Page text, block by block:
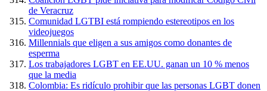
de Veracruz
Comunidad LGTBI está rompiendo estereotipos en los
videojuegos
Millennials que eligen a sus amigos como donantes de
esperma
Los trabajadores LGBT en EE.UU. ganan un 10 % menos
que la media
Colombia: Es ridículo prohibir que las personas LGBT donen